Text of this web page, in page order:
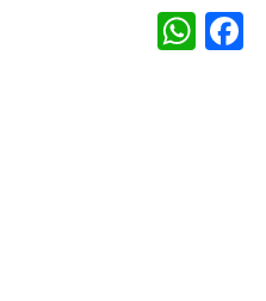
Facebook